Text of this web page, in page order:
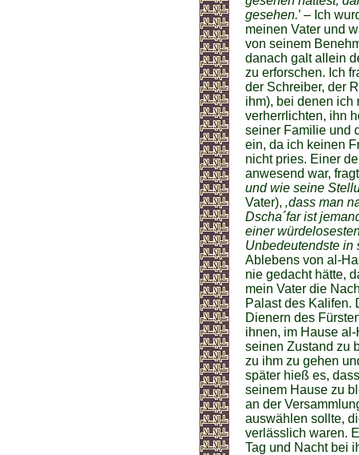
gesehen.’ – Ich
meinen Vater und
von seinem
danach galt allein
zu erforschen. Ich
der Schreiber, der
ihm), bei denen ich
verherrlichten, ihn
seiner Familie und
ein, da ich keinen
nicht pries. Einer
anwesend war,
und wie seine
Vater), ‚dass man
Dscha´far ist
einer
Unbedeutendste in
Ablebens von al-
nie gedacht hätte,
mein Vater die
Palast des Kalifen.
Dienern des
ihnen, im Hause
seinen Zustand zu
zu ihm zu gehen
später hieß es,
seinem Hause zu
an der
auswählen sollte,
verlässlich waren.
Tag und Nacht bei